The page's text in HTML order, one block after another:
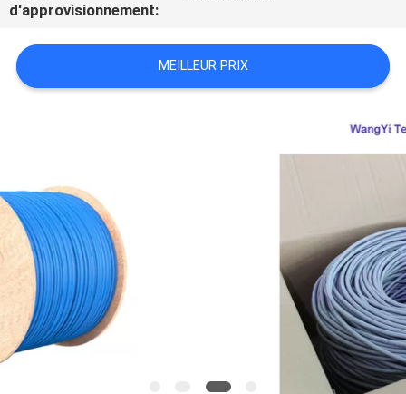
QUALITÉ
PLAN
DU
PRIVACY
POLICY
d'approvisionnement:
MEILLEUR PRIX